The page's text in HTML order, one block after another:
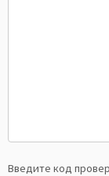
Введите код